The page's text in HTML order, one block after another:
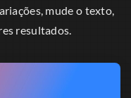
mude o texto,
resultados.